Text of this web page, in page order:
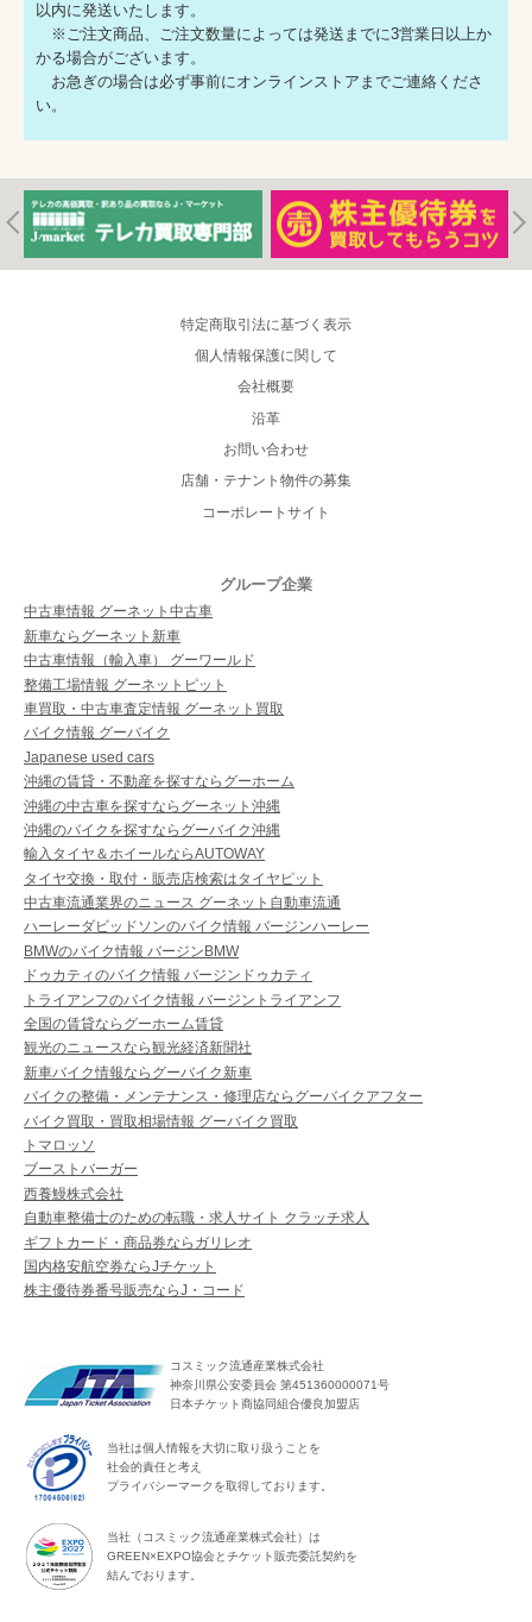
以内に発送いたします。
※ご注文商品、ご注文数量によっては発送までに3営業日以上か
かる場合がございます。
お急ぎの場合は必ず事前にオンラインストアまでご連絡くださ
い。
特定商取引法に基づく表示
個人情報保護に関して
会社概要
沿革
お問い合わせ
店舗・テナント物件の募集
コーポレートサイト
グループ企業
中古車情報 グーネット中古車
新車ならグーネット新車
中古車情報（輸入車） グーワールド
整備工場情報 グーネットピット
車買取・中古車査定情報 グーネット買取
バイク情報 グーバイク
Japanese used cars
沖縄の賃貸・不動産を探すならグーホーム
沖縄の中古車を探すならグーネット沖縄
沖縄のバイクを探すならグーバイク沖縄
輸入タイヤ＆ホイールならAUTOWAY
タイヤ交換・取付・販売店検索はタイヤピット
中古車流通業界のニュース グーネット自動車流通
ハーレーダビッドソンのバイク情報 バージンハーレー
BMWのバイク情報 バージンBMW
ドゥカティのバイク情報 バージンドゥカティ
トライアンフのバイク情報 バージントライアンフ
全国の賃貸ならグーホーム賃貸
観光のニュースなら観光経済新聞社
新車バイク情報ならグーバイク新車
バイクの整備・メンテナンス・修理店ならグーバイクアフター
バイク買取・買取相場情報 グーバイク買取
トマロッソ
ブーストバーガー
西養鰻株式会社
自動車整備士のための転職・求人サイト クラッチ求人
ギフトカード・商品券ならガリレオ
国内格安航空券ならJチケット
株主優待券番号販売ならJ・コード
コスミック流通産業株式会社
神奈川県公安委員会 第451360000071号
日本チケット商協同組合優良加盟店
当社は個人情報を大切に取り扱うことを
社会的責任と考え
プライバシーマークを取得しております。
当社（コスミック流通産業株式会社）は
GREEN×EXPO協会とチケット販売委託契約を
結んでおります。